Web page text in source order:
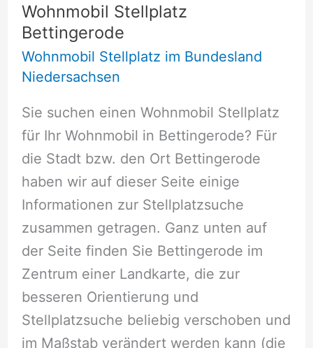
Wohnmobil Stellplatz
Bettingerode
Wohnmobil Stellplatz im Bundesland
Niedersachsen
Sie suchen einen Wohnmobil Stellplatz
für Ihr Wohnmobil in Bettingerode? Für
die Stadt bzw. den Ort Bettingerode
haben wir auf dieser Seite einige
Informationen zur Stellplatzsuche
zusammen getragen. Ganz unten auf
der Seite finden Sie Bettingerode im
Zentrum einer Landkarte, die zur
besseren Orientierung und
Stellplatzsuche beliebig verschoben und
im Maßstab verändert werden kann (die